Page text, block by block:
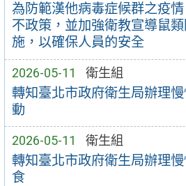
為防範漢他病毒症候群之疫
不政策，並加強衛教宣導鼠
施，以確保人員的安全
2026-05-11 衛生組
轉知臺北市政府衛生局辦理
動
2026-05-11 衛生組
轉知臺北市政府衛生局辦理
食